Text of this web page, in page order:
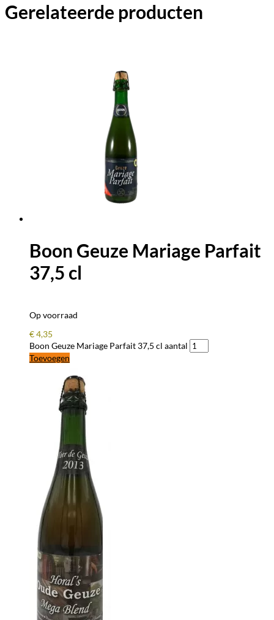
Gerelateerde producten
Boon Geuze Mariage Parfait
37,5 cl
Op voorraad
€4,35
Boon Geuze Mariage Parfait 37,5 cl aantal
Toevoegen